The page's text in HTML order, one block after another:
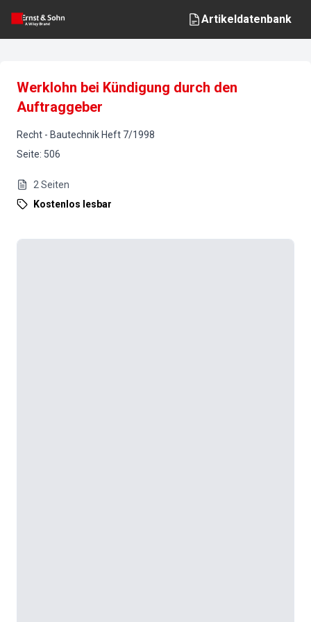
Artikeldatenbank
Werklohn bei Kündigung durch den
Auftraggeber
Recht - Bautechnik Heft 7/1998
Seite: 506
2 Seiten
Kostenlos lesbar